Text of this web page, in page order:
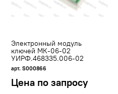
Электронный модуль
ключей МК-06-02
УИРФ.468335.006-02
арт. S000866
Цена по запросу